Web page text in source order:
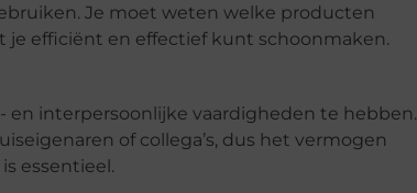
Je moet weten welke producten
je efficiënt en effectief kunt schoonmaken.
interpersoonlijke vaardigheden te hebben.
of collega’s, dus het vermogen
essentieel.